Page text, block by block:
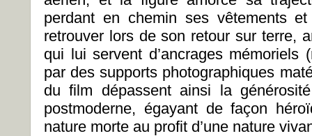
perdant en chemin ses vêtements
retrouver lors de son retour sur terre,
qui lui servent d’ancrages mémoriels
par des supports photographiques
du film dépassent ainsi la
postmoderne, égayant de façon
nature morte au profit d’une nature